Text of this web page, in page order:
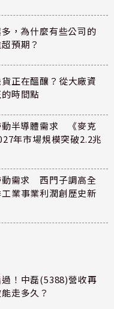
，為什麼有些公司的
預期？
正在醞釀？從大廠資
時間點
動半導體需求 《麥克
年市場規模突破2.2兆
動需求 西門子調高全
業事業利潤創歷史新
！中磊(5388)營收再
走多久？